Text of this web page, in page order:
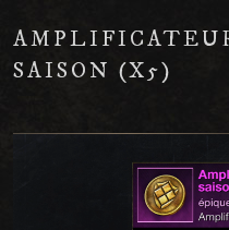
SAISON (X5)